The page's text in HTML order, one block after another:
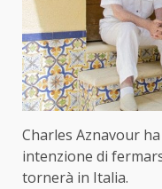
Charles Aznavour
intenzione di
tornerà in Italia.